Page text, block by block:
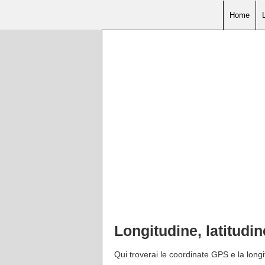
Home
Longitudine,
Qui troverai le coordinate GPS e la